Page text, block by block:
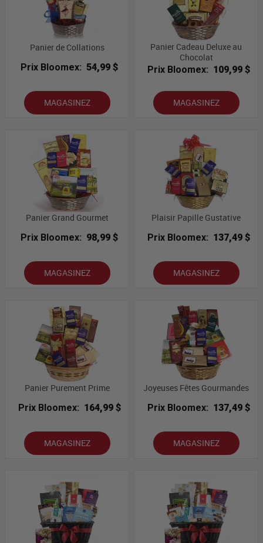
Panier de Collations
Prix Bloomex: 54,99 $
MAGASINEZ
Panier Cadeau Deluxe au
Chocolat
Prix Bloomex: 109,99 $
MAGASINEZ
Panier Grand Gourmet
Prix Bloomex: 98,99 $
MAGASINEZ
Plaisir Papille Gustative
Prix Bloomex: 137,49 $
MAGASINEZ
Panier Purement Prime
Prix Bloomex: 164,99 $
MAGASINEZ
Joyeuses Fêtes Gourmandes
Prix Bloomex: 137,49 $
MAGASINEZ